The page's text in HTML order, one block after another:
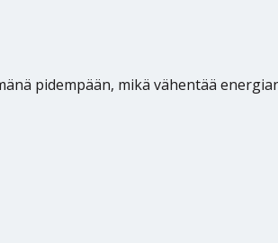
pidempään, mikä vähentää